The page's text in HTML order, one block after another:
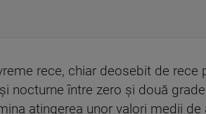
rece, chiar deosebit de rece
nocturne între zero şi două
atingerea unor valori medii